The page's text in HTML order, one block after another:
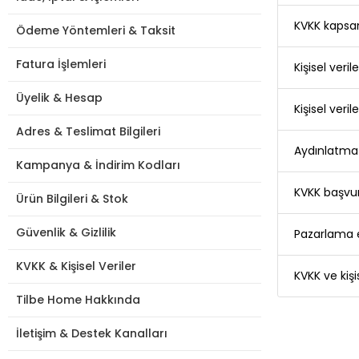
Ödeme Yöntemleri & Taksit
Fatura İşlemleri
Üyelik & Hesap
Adres & Teslimat Bilgileri
Kampanya & İndirim Kodları
Ürün Bilgileri & Stok
Güvenlik & Gizlilik
KVKK & Kişisel Veriler
Tilbe Home Hakkında
İletişim & Destek Kanalları
KVKK
Kişisel
Kişisel
KVKK
Pazarlama
KVKK ve